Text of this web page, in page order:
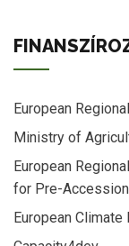
European
Ministry of
European
for Pre-
European